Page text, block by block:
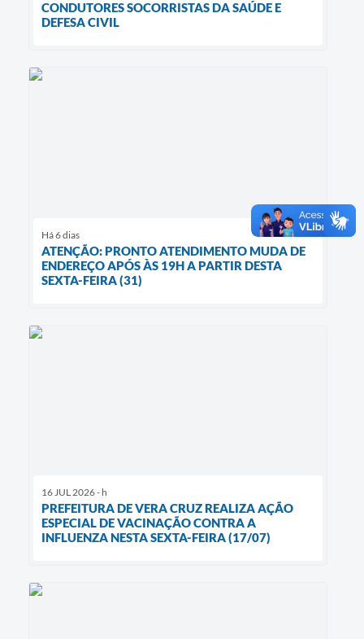
CONDUTORES SOCORRISTAS DA SAÚDE E
DEFESA CIVIL
Há 6 dias
ATENÇÃO: PRONTO ATENDIMENTO MUDA DE
ENDEREÇO APÓS ÀS 19H A PARTIR DESTA
SEXTA-FEIRA (31)
16 JUL 2026 - h
PREFEITURA DE VERA CRUZ REALIZA AÇÃO
ESPECIAL DE VACINAÇÃO CONTRA A
INFLUENZA NESTA SEXTA-FEIRA (17/07)